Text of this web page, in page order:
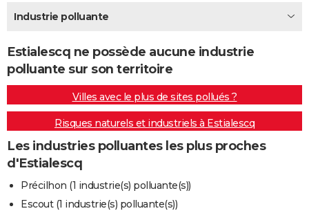
Destinations
City break
Voyage nature
Voyage de noces
Forum
Climat
+PHOTO
GUIDES D'ACHAT
BONS PLANS
CARTE DE VOEUX
Carte de Noël
Carte Bonne année
Carte Saint-Valentin
Carte Pâques
Carte d'anniversaire
DICTIONNAIRE
Dictionnaire
Biographies
Citations
Expressions
Proverbes
PROGRAMME TV
COPAINS D'AVANT
Industrie polluante
Estialescq ne possède aucune industrie
polluante sur son territoire
Villes avec le plus de sites pollués ?
Risques naturels et industriels à Estialescq
Les industries polluantes les plus proches
d'Estialescq
Précilhon (1 industrie(s) polluante(s))
Escout (1 industrie(s) polluante(s))